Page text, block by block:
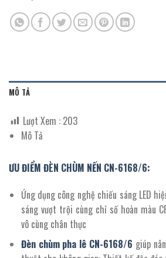
MÔ TẢ
Lượt Xem : 203
Mô Tả
ƯU ĐIỂM ĐÈN CHÙM NẾN CN-6168/6:
Ứng dụng công nghệ chiếu sáng LED
sáng vượt trội cùng chỉ số hoàn màu
vô cùng chân thực
Đèn chùm pha lê CN-6168/6 giúp